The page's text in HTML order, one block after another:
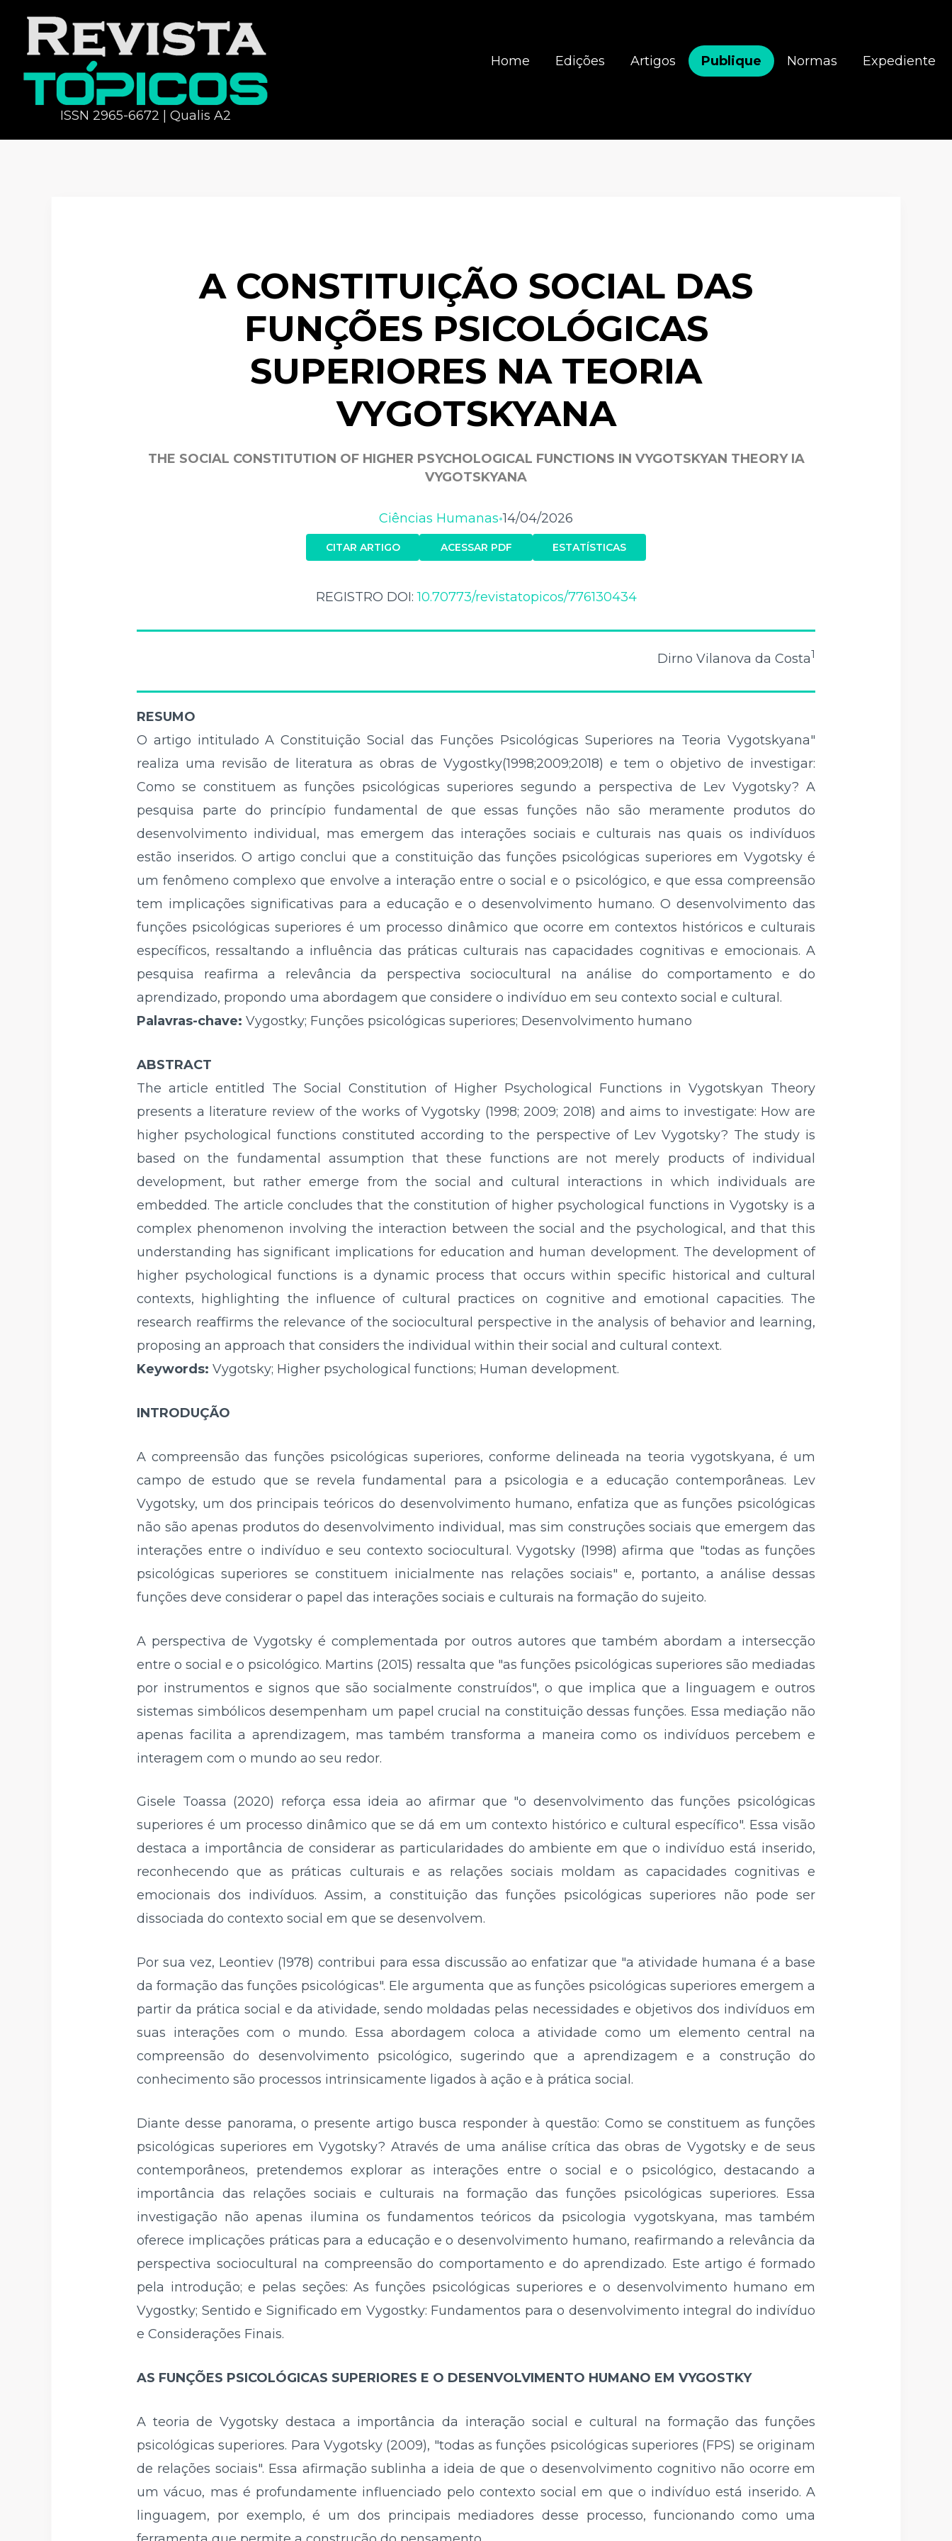
ISSN 2965-6672 | Qualis A2
Home Edições Artigos Publique Normas Expediente
A CONSTITUIÇÃO SOCIAL DAS
FUNÇÕES PSICOLÓGICAS
SUPERIORES NA TEORIA
VYGOTSKYANA
THE SOCIAL CONSTITUTION OF HIGHER PSYCHOLOGICAL FUNCTIONS IN VYGOTSKYAN THEORY IA
VYGOTSKYANA
Ciências Humanas•14/04/2026
CITAR ARTIGO ACESSAR PDF ESTATÍSTICAS
REGISTRO DOI:10.70773/revistatopicos/776130434
Dirno Vilanova da Costa1
RESUMO
O artigo intitulado A Constituição Social das Funções Psicológicas Superiores na Teoria Vygotskyana"
realiza uma revisão de literatura as obras de Vygostky(1998;2009;2018) e tem o objetivo de investigar:
Como se constituem as funções psicológicas superiores segundo a perspectiva de Lev Vygotsky? A
pesquisa parte do princípio fundamental de que essas funções não são meramente produtos do
desenvolvimento individual, mas emergem das interações sociais e culturais nas quais os indivíduos
estão inseridos. O artigo conclui que a constituição das funções psicológicas superiores em Vygotsky é
um fenômeno complexo que envolve a interação entre o social e o psicológico, e que essa compreensão
tem implicações significativas para a educação e o desenvolvimento humano. O desenvolvimento das
funções psicológicas superiores é um processo dinâmico que ocorre em contextos históricos e culturais
específicos, ressaltando a influência das práticas culturais nas capacidades cognitivas e emocionais. A
pesquisa reafirma a relevância da perspectiva sociocultural na análise do comportamento e do
aprendizado, propondo uma abordagem que considere o indivíduo em seu contexto social e cultural.
Palavras-chave: Vygostky; Funções psicológicas superiores; Desenvolvimento humano
ABSTRACT
The article entitled The Social Constitution of Higher Psychological Functions in Vygotskyan Theory
presents a literature review of the works of Vygotsky (1998; 2009; 2018) and aims to investigate: How are
higher psychological functions constituted according to the perspective of Lev Vygotsky? The study is
based on the fundamental assumption that these functions are not merely products of individual
development, but rather emerge from the social and cultural interactions in which individuals are
embedded. The article concludes that the constitution of higher psychological functions in Vygotsky is a
complex phenomenon involving the interaction between the social and the psychological, and that this
understanding has significant implications for education and human development. The development of
higher psychological functions is a dynamic process that occurs within specific historical and cultural
contexts, highlighting the influence of cultural practices on cognitive and emotional capacities. The
research reaffirms the relevance of the sociocultural perspective in the analysis of behavior and learning,
proposing an approach that considers the individual within their social and cultural context.
Keywords: Vygotsky; Higher psychological functions; Human development.
INTRODUÇÃO
A compreensão das funções psicológicas superiores, conforme delineada na teoria vygotskyana, é um
campo de estudo que se revela fundamental para a psicologia e a educação contemporâneas. Lev
Vygotsky, um dos principais teóricos do desenvolvimento humano, enfatiza que as funções psicológicas
não são apenas produtos do desenvolvimento individual, mas sim construções sociais que emergem das
interações entre o indivíduo e seu contexto sociocultural. Vygotsky (1998) afirma que "todas as funções
psicológicas superiores se constituem inicialmente nas relações sociais" e, portanto, a análise dessas
funções deve considerar o papel das interações sociais e culturais na formação do sujeito.
A perspectiva de Vygotsky é complementada por outros autores que também abordam a intersecção
entre o social e o psicológico. Martins (2015) ressalta que "as funções psicológicas superiores são mediadas
por instrumentos e signos que são socialmente construídos", o que implica que a linguagem e outros
sistemas simbólicos desempenham um papel crucial na constituição dessas funções. Essa mediação não
apenas facilita a aprendizagem, mas também transforma a maneira como os indivíduos percebem e
interagem com o mundo ao seu redor.
Gisele Toassa (2020) reforça essa ideia ao afirmar que "o desenvolvimento das funções psicológicas
superiores é um processo dinâmico que se dá em um contexto histórico e cultural específico". Essa visão
destaca a importância de considerar as particularidades do ambiente em que o indivíduo está inserido,
reconhecendo que as práticas culturais e as relações sociais moldam as capacidades cognitivas e
emocionais dos indivíduos. Assim, a constituição das funções psicológicas superiores não pode ser
dissociada do contexto social em que se desenvolvem.
Por sua vez, Leontiev (1978) contribui para essa discussão ao enfatizar que "a atividade humana é a base
da formação das funções psicológicas". Ele argumenta que as funções psicológicas superiores emergem a
partir da prática social e da atividade, sendo moldadas pelas necessidades e objetivos dos indivíduos em
suas interações com o mundo. Essa abordagem coloca a atividade como um elemento central na
compreensão do desenvolvimento psicológico, sugerindo que a aprendizagem e a construção do
conhecimento são processos intrinsicamente ligados à ação e à prática social.
Diante desse panorama, o presente artigo busca responder à questão: Como se constituem as funções
psicológicas superiores em Vygotsky? Através de uma análise crítica das obras de Vygotsky e de seus
contemporâneos, pretendemos explorar as interações entre o social e o psicológico, destacando a
importância das relações sociais e culturais na formação das funções psicológicas superiores. Essa
investigação não apenas ilumina os fundamentos teóricos da psicologia vygotskyana, mas também
oferece implicações práticas para a educação e o desenvolvimento humano, reafirmando a relevância da
perspectiva sociocultural na compreensão do comportamento e do aprendizado. Este artigo é formado
pela introdução; e pelas seções: As funções psicológicas superiores e o desenvolvimento humano em
Vygostky; Sentido e Significado em Vygostky: Fundamentos para o desenvolvimento integral do indivíduo
e Considerações Finais.
AS FUNÇÕES PSICOLÓGICAS SUPERIORES E O DESENVOLVIMENTO HUMANO EM VYGOSTKY
A teoria de Vygotsky destaca a importância da interação social e cultural na formação das funções
psicológicas superiores. Para Vygotsky (2009), "todas as funções psicológicas superiores (FPS) se originam
de relações sociais". Essa afirmação sublinha a ideia de que o desenvolvimento cognitivo não ocorre em
um vácuo, mas é profundamente influenciado pelo contexto social em que o indivíduo está inserido. A
linguagem, por exemplo, é um dos principais mediadores desse processo, funcionando como uma